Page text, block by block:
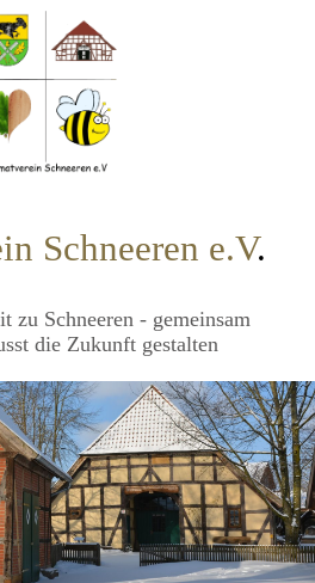
Schneeren e.V.
zu Schneeren - gemeinsam
die Zukunft gestalten